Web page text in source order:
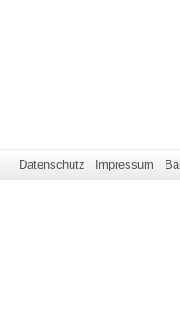
Datenschutz Impressum